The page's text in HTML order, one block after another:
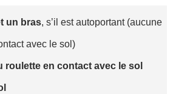
un bras, s’il est autoportant (aucune
avec le sol)
roulette en contact avec le sol